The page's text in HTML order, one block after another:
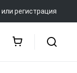
или регистрация